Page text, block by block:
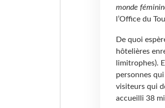
monde
l’Office du
De quoi
hôtelières
limitrophes).
personnes
visiteurs qui
accueilli 38